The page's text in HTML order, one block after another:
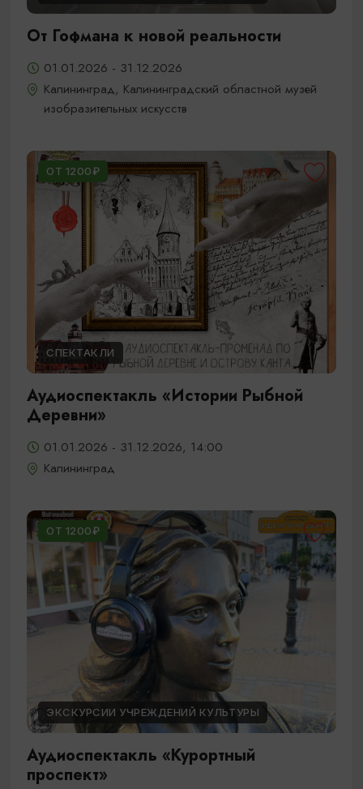
От Гофмана к новой реальности
01.01.2026 - 31.12.2026
Калининград, Калининградский областной музей
изобразительных искусств
ОТ 1200₽
СПЕКТАКЛИ
Аудиоспектакль «Истории Рыбной
Деревни»
01.01.2026 - 31.12.2026, 14:00
Калининград
ОТ 1200₽
ЭКСКУРСИИ УЧРЕЖДЕНИЙ КУЛЬТУРЫ
Аудиоспектакль «Курортный
проспект»